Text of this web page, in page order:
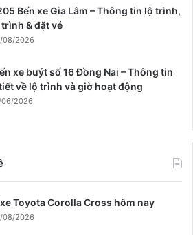
Bến xe Gia Lâm – Thông tin lộ trình,
& đặt vé
08/2026
xe buýt số 16 Đồng Nai – Thông tin
về lộ trình và giờ hoạt động
06/2026
Toyota Corolla Cross hôm nay
08/2026